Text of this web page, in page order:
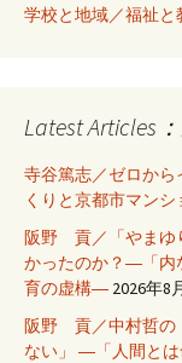
学校と地域／福祉と
Latest Articles
寺谷篤志／ゼロか
くりと京都市マン
阪野 貢／「やまゆ
かったのか？―「内
育の虚構― 2026年8
阪野 貢／中村哲の
ない」 ―「人間と